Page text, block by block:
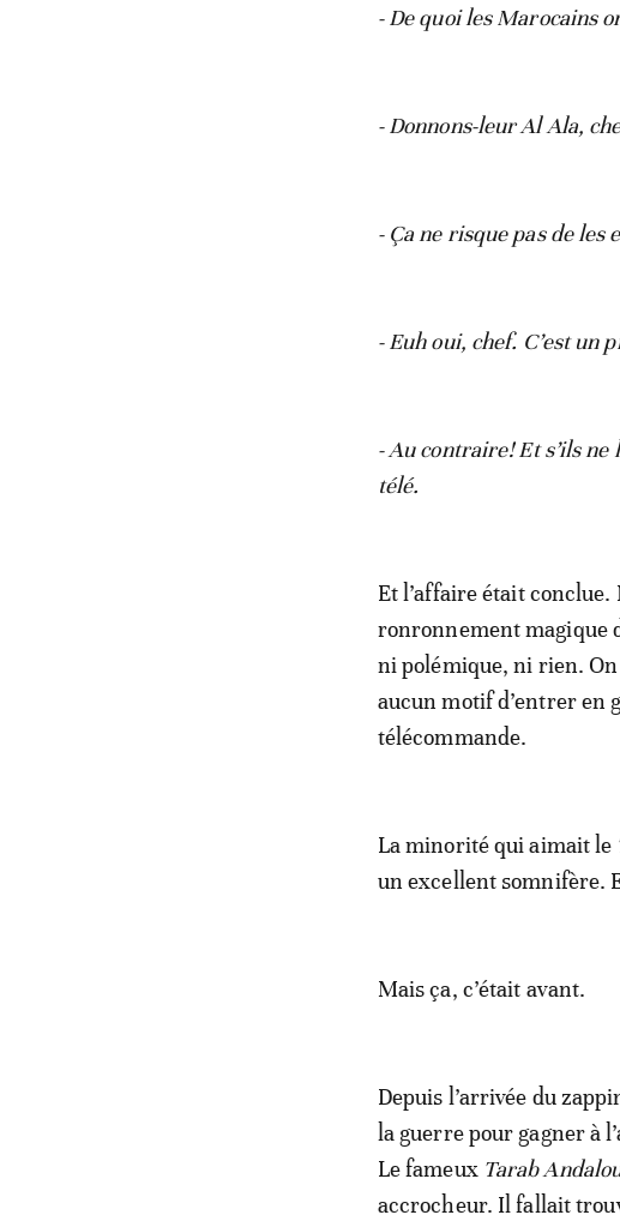
- De quoi les Marocains
- Donnons-leur Al Ala,
- Ça ne risque pas de les
- Euh oui, chef. C’est un
- Au contraire! Et s’ils ne
télé.
Et l’affaire était conclue.
ronronnement magique
ni polémique, ni rien. On
aucun motif d’entrer en
télécommande.
La minorité qui aimait le
un excellent somnifère.
Mais ça, c’était avant.
Depuis l’arrivée du
la guerre pour gagner à
Le fameux Tarab
accrocheur. Il fallait